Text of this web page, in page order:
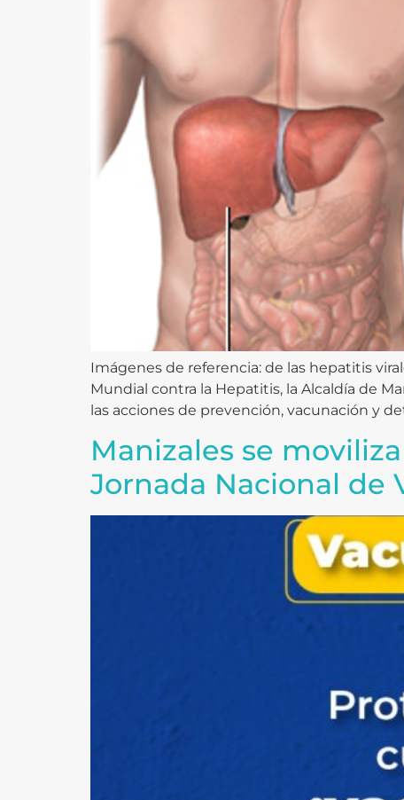
Imágenes de referencia: de las hepatitis
Mundial contra la Hepatitis, la Alcaldía de
las acciones de prevención, vacunación y
Manizales se
Jornada Nacional de